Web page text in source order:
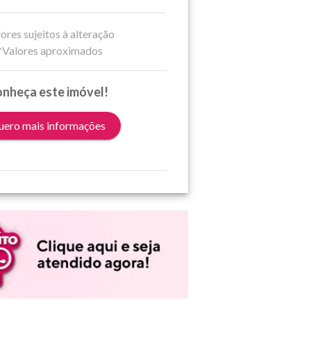
sujeitos à alteração
aproximados
este imóvel!
mais informações